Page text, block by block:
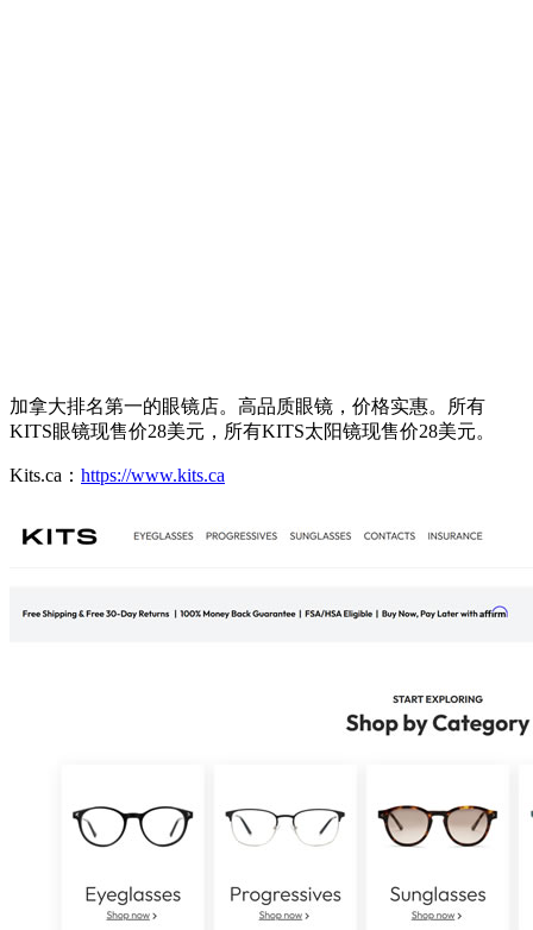
加拿大排名第一的眼镜店。高品质眼镜，价格实惠。所有
KITS眼镜现售价28美元，所有KITS太阳镜现售价28美元。
Kits.ca： https://www.kits.ca